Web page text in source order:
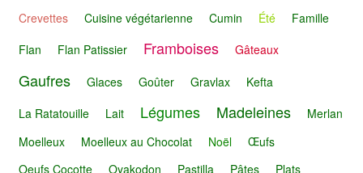
Crevettes
Cuisine végétarienne Cumin Été
Famille
Flan
Flan Patissier Framboises Gâteaux
Gaufres Glaces Goûter Gravlax
Kefta
La Ratatouille
Lait Légumes Madeleines
Merlan
Moelleux
Moelleux au Chocolat Noël
Œufs
Oeufs Cocotte
Oyakodon Pastilla Pâtes Plats